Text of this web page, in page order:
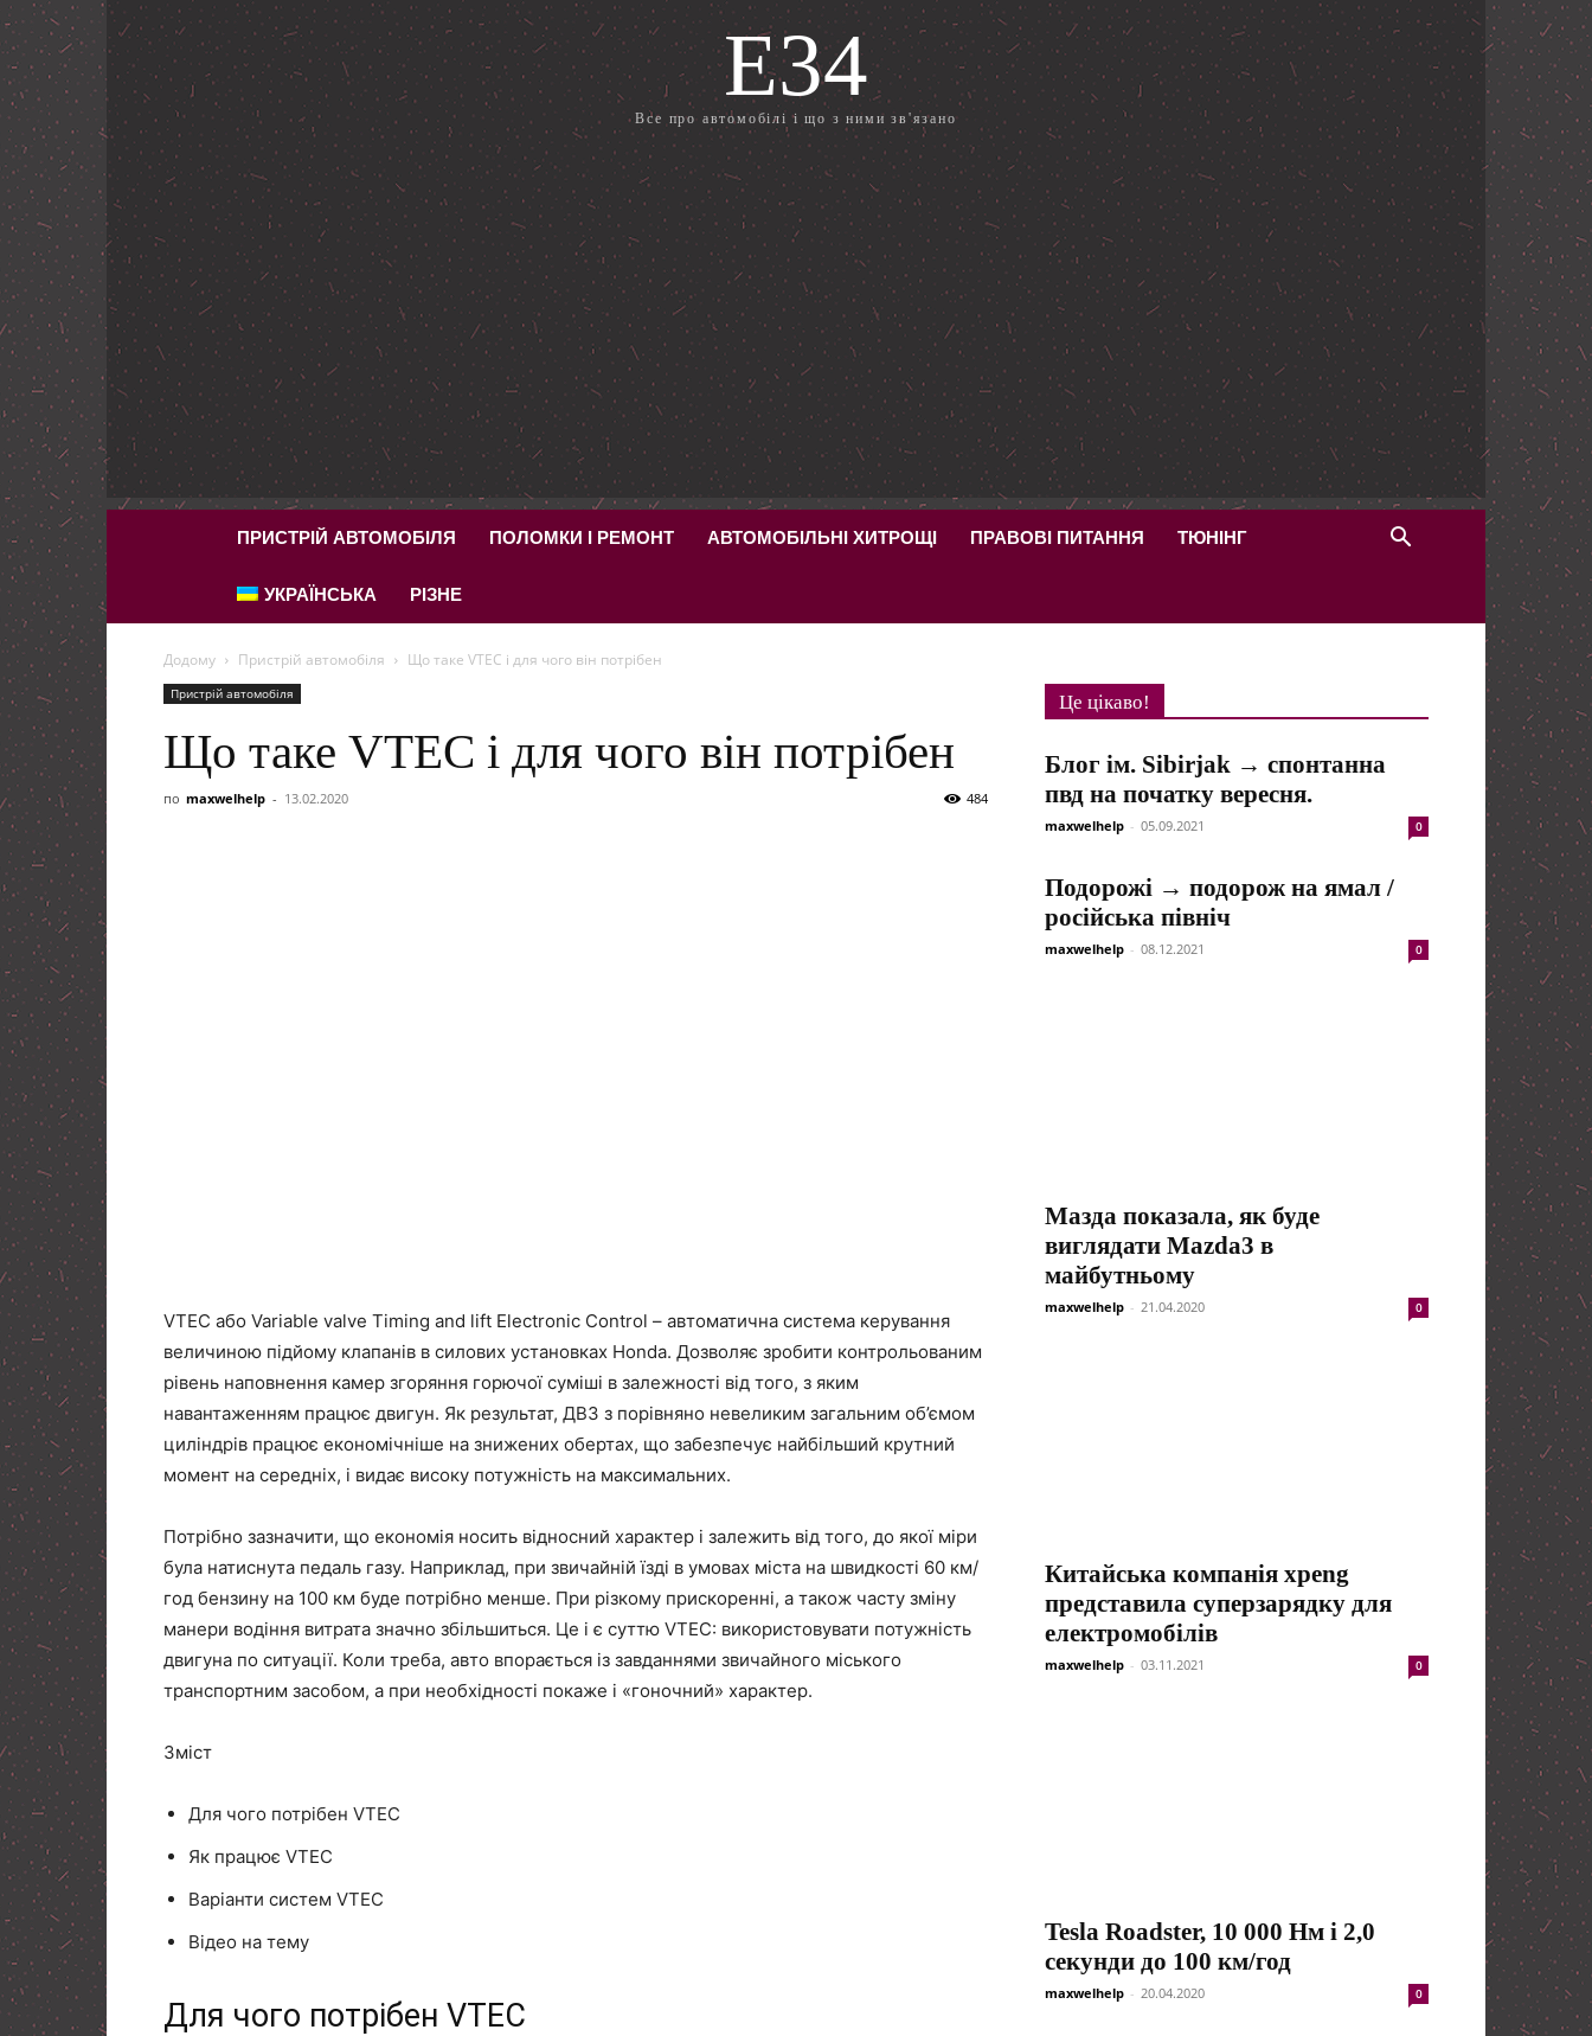
E34
Все про автомобілі і що з ними зв'язано
ПРИСТРІЙ АВТОМОБІЛЯ ПОЛОМКИ І РЕМОНТ АВТОМОБІЛЬНІ ХИТРОЩІ ПРАВОВІ ПИТАННЯ ТЮНІНГ
УКРАЇНСЬКА РІЗНЕ
Додому Пристрій автомобіля Що таке VTEC і для чого він потрібен
Пристрій автомобіля
Що таке VTEC і для чого він потрібен
по maxwelhelp - 13.02.2020 484
VTEC або Variable valve Timing and lift Electronic Control – автоматична система керування
величиною підйому клапанів в силових установках Honda. Дозволяє зробити контрольованим
рівень наповнення камер згоряння горючої суміші в залежності від того, з яким
навантаженням працює двигун. Як результат, ДВЗ з порівняно невеликим загальним об’ємом
циліндрів працює економічніше на знижених обертах, що забезпечує найбільший крутний
момент на середніх, і видає високу потужність на максимальних.
Потрібно зазначити, що економія носить відносний характер і залежить від того, до якої міри
була натиснута педаль газу. Наприклад, при звичайній їзді в умовах міста на швидкості 60 км/
год бензину на 100 км буде потрібно менше. При різкому прискоренні, а також часту зміну
манери водіння витрата значно збільшиться. Це і є суттю VTEC: використовувати потужність
двигуна по ситуації. Коли треба, авто впорається із завданнями звичайного міського
транспортним засобом, а при необхідності покаже і «гоночний» характер.
Зміст
Для чого потрібен VTEC
Як працює VTEC
Варіанти систем VTEC
Відео на тему
Для чого потрібен VTEC
Це цікаво!
Блог ім. Sibirjak → спонтанна
пвд на початку вересня.
maxwelhelp - 05.09.2021 0
Подорожі → подорож на ямал /
російська північ
maxwelhelp - 08.12.2021 0
Мазда показала, як буде
виглядати Mazda3 в
майбутньому
maxwelhelp - 21.04.2020 0
Китайська компанія xpeng
представила суперзарядку для
електромобілів
maxwelhelp - 03.11.2021 0
Tesla Roadster, 10 000 Нм і 2,0
секунди до 100 км/год
maxwelhelp - 20.04.2020 0